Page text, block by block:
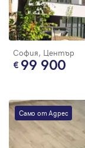
София, Център
99 900
Само от Адрес